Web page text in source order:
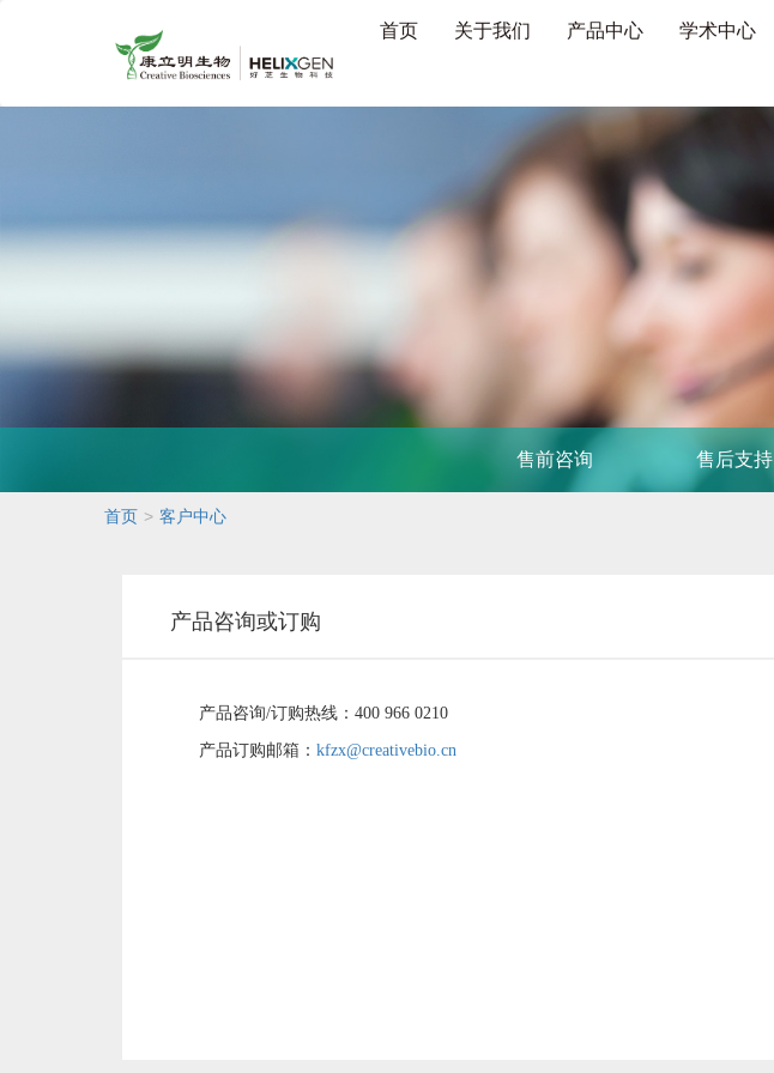
首页 关于我们 产品中心 学术中心
售前咨询 售后支持
首页 > 客户中心
产品咨询或订购
产品咨询/订购热线： 400 966 0210
产品订购邮箱： kfzx@creativebio.cn